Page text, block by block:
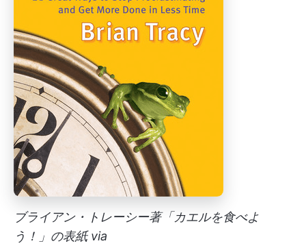
ブライアン・トレーシー著「カエルを食べよ
う！」の表紙 via